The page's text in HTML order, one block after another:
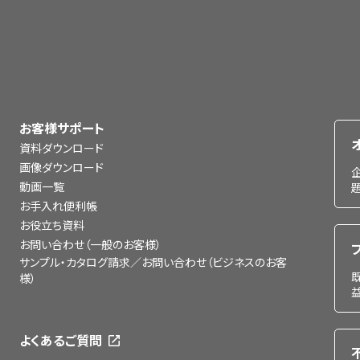
お客様サポート
資料ダウンロード
画像ダウンロード
動画一覧
お手入れ便利帳
お役立ち資料
お問い合わせ（一般のお客様）
サンプル・カタログ請求／お問い合わせ（ビジネスのお客
様）
よくあるご質問